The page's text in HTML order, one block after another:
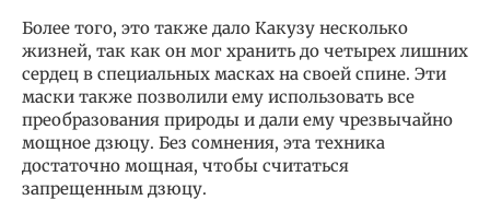
Более того, это также дало Какузу несколько
жизней, так как он мог хранить до четырех лишних
сердец в специальных масках на своей спине. Эти
маски также позволили ему использовать все
преобразования природы и дали ему чрезвычайно
мощное дзюцу. Без сомнения, эта техника
достаточно мощная, чтобы считаться
запрещенным дзюцу.